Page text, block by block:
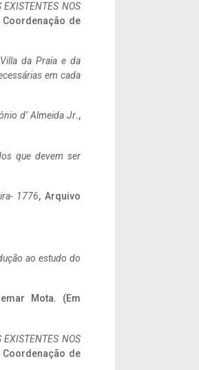
EXISTENTES NOS
de
da Praia e da
em cada
d’ Almeida Jr.,
que devem ser
1776, Arquivo
ao estudo do
Mota. (Em
EXISTENTES NOS
de